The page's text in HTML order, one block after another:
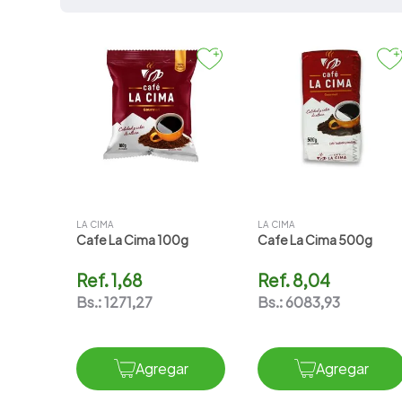
LA CIMA
Cafe La Cima 100g
Ref.1,68
Bs.:1271,27
Agregar
LA CIMA
Cafe La Cima 500g
Ref.8,04
Bs.:6083,93
Agregar
amoxicilina
slinda
atorvastatina